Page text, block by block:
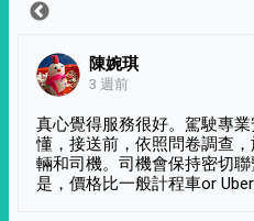
陳婉琪
3 週前
真心覺得服務很好。駕駛專
懂，接送前，依照問卷調查
輛和司機。司機會保持密切
是，價格比一般計程車or